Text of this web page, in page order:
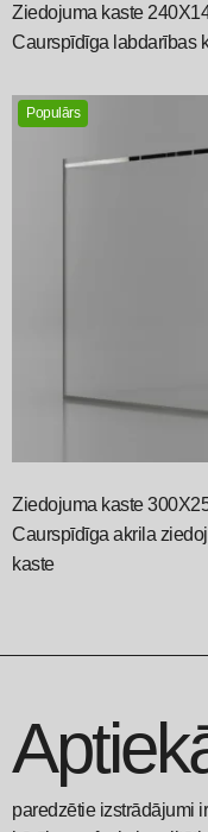
Ziedojuma kaste
Caurspīdīga labdarības
Populārs
Ziedojuma kaste
Caurspīdīga akrila
kaste
paredzētie izstrādājumi